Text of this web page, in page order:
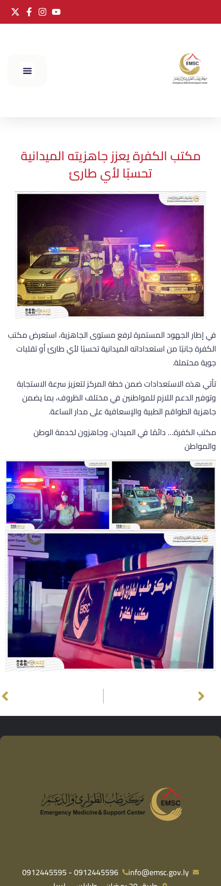
مكتب الكفرة يعزز جاهزيته الميدانية
تحسبًا لأي طارئ
إطار الجهود المستمرة لرفع مستوى الجاهزية، استعرض مكتب
جانبًا من استعداداته الميدانية تحسبًا لأي طارئ أو تقلبات
محتملة.
هذه الاستعدادات ضمن خطة المركز لتعزيز سرعة الاستجابة
الدعم اللازم للمواطنين في مختلف الظروف، بما يضمن
الطواقم الطبية والإسعافية على مدار الساعة.
الكفرة… دائمًا في الميدان، وجاهزون لخدمة الوطن
info@emsc.gov.ly
0912445596 - 0912445595